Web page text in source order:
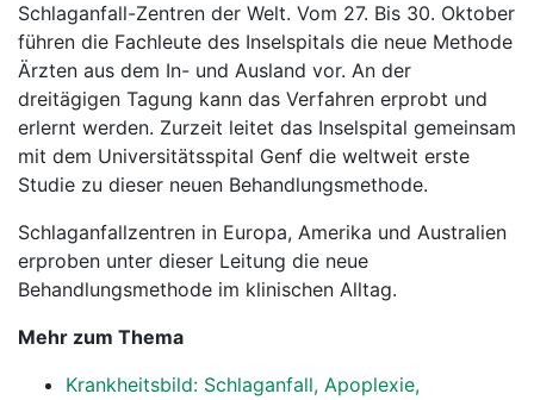
Schlaganfall-Zentren der Welt. Vom 27. Bis 30. Oktober
führen die Fachleute des Inselspitals die neue Methode
Ärzten aus dem In- und Ausland vor. An der
dreitägigen Tagung kann das Verfahren erprobt und
erlernt werden. Zurzeit leitet das Inselspital gemeinsam
mit dem Universitätsspital Genf die weltweit erste
Studie zu dieser neuen Behandlungsmethode.
Schlaganfallzentren in Europa, Amerika und Australien
erproben unter dieser Leitung die neue
Behandlungsmethode im klinischen Alltag.
Mehr zum Thema
Krankheitsbild: Schlaganfall, Apoplexie,